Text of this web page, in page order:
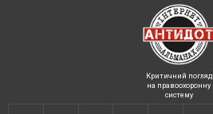
Критичний погляд
на правоохоронну
систему